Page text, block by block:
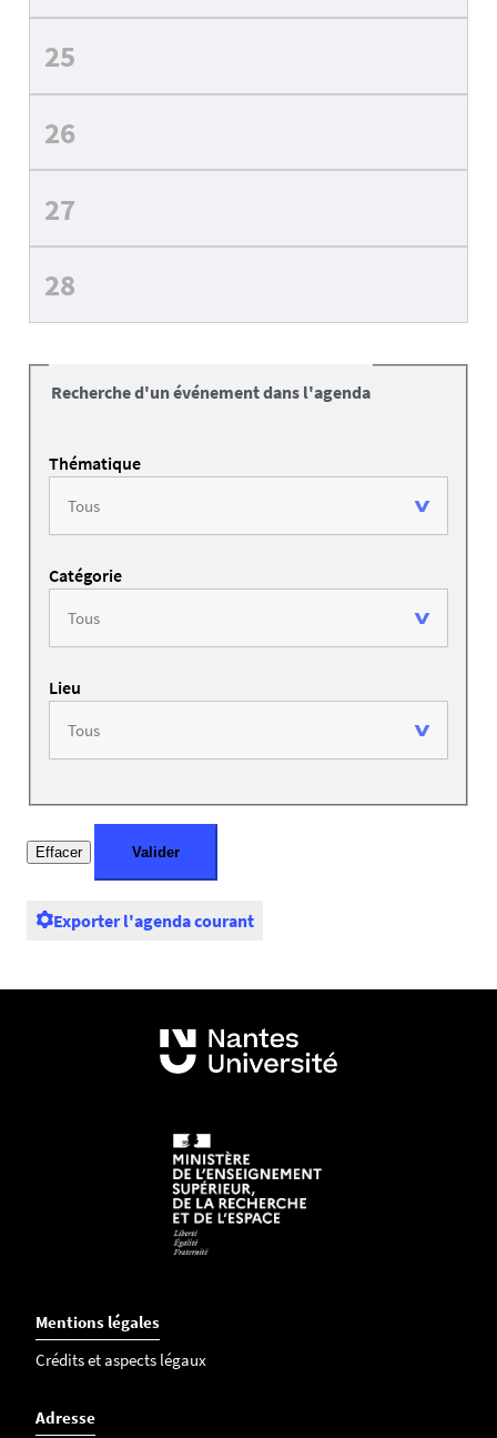
25
26
27
28
Recherche d'un événement dans l'agenda
Thématique
Catégorie
Lieu
Exporter l'agenda courant
Mentions légales
Crédits et aspects légaux
Adresse